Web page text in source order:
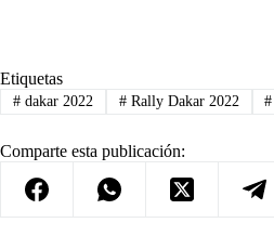
Etiquetas
#dakar 2022 #Rally Dakar 2022 #
Comparte esta publicación: